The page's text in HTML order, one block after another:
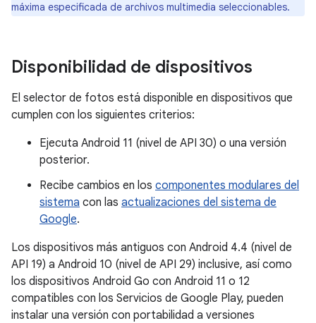
máxima especificada de archivos multimedia seleccionables.
Disponibilidad de dispositivos
El selector de fotos está disponible en dispositivos que
cumplen con los siguientes criterios:
Ejecuta Android 11 (nivel de API 30) o una versión
posterior.
Recibe cambios en los componentes modulares del
sistema con las actualizaciones del sistema de
Google.
Los dispositivos más antiguos con Android 4.4 (nivel de
API 19) a Android 10 (nivel de API 29) inclusive, así como
los dispositivos Android Go con Android 11 o 12
compatibles con los Servicios de Google Play, pueden
instalar una versión con portabilidad a versiones